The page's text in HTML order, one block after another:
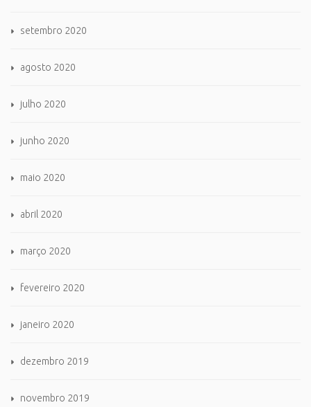
setembro 2020
agosto 2020
julho 2020
junho 2020
maio 2020
abril 2020
março 2020
fevereiro 2020
janeiro 2020
dezembro 2019
novembro 2019